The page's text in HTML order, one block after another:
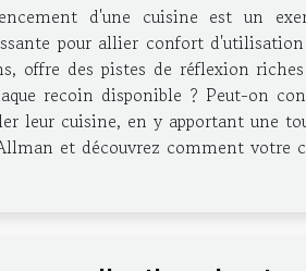
d'une cuisine est un
pour allier confort
offre des pistes de réflexion
recoin disponible ? Peut-on
leur cuisine, en y apportant une
et découvrez comment